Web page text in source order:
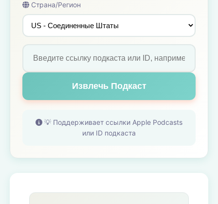
Страна/Регион
Извлечь Подкаст
💡 Поддерживает ссылки Apple Podcasts
или ID подкаста